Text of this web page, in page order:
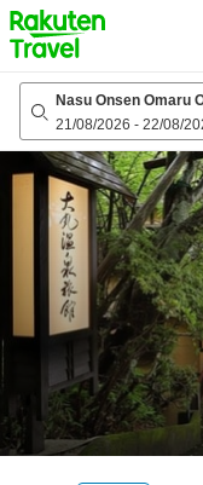
to
top
page
Nasu Onsen Omaru
21/08/2026 - 22/08/